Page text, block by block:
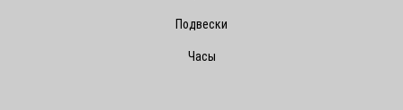
Подвески
Часы